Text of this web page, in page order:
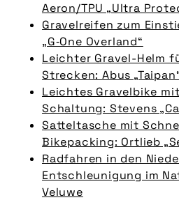
Aeron/TPU „Ultra
Gravelreifen zum
„G‑One Overland“
Leichter Gravel-Helm
Strecken: Abus
Leichtes Gravelbike
Schaltung: Stevens
Satteltasche mit
Bikepacking: Ortlieb
Radfahren in den
Entschleunigung im
Veluwe